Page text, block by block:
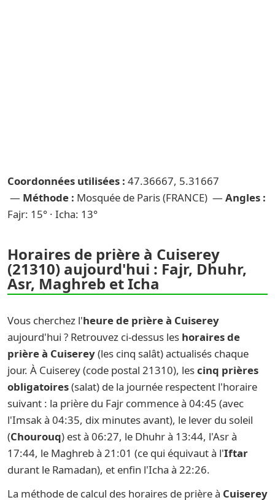
Coordonnées utilisées : 47.36667, 5.31667
— Méthode : Mosquée de Paris (FRANCE) — Angles :
Fajr: 15° · Icha: 13°
Horaires de prière à Cuiserey
(21310) aujourd'hui : Fajr, Dhuhr,
Asr, Maghreb et Icha
Vous cherchez l'heure de prière à Cuiserey
aujourd'hui ? Retrouvez ci-dessus les horaires de
prière à Cuiserey(les cinq salât) actualisés chaque
jour. À Cuiserey (code postal 21310), lescinq prières
obligatoires(salat) de la journée respectent l'horaire
suivant : la prière du Fajr commence à 04:45 (avec
l'Imsak à 04:35, dix minutes avant), le lever du soleil
(Chourouq) est à 06:27, le Dhuhr à 13:44, l'Asr à
17:44, le Maghreb à 21:01 (ce qui équivaut à l'Iftar
durant le Ramadan), et enfin l'Icha à 22:26.
La méthode de calcul des horaires de prière à Cuiserey